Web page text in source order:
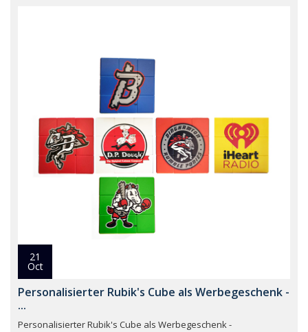
21
Oct
Personalisierter Rubik's Cube als Werbegeschenk -
...
Personalisierter Rubik's Cube als Werbegeschenk -